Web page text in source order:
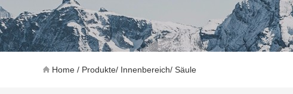
Home / Produkte/ Innenbereich/ Säule